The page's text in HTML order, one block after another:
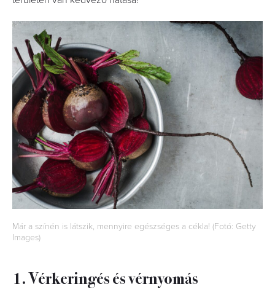
Már a színén is látszik, mennyire egészséges a cékla! (Fotó: Getty
Images)
1. Vérkeringés és vérnyomás